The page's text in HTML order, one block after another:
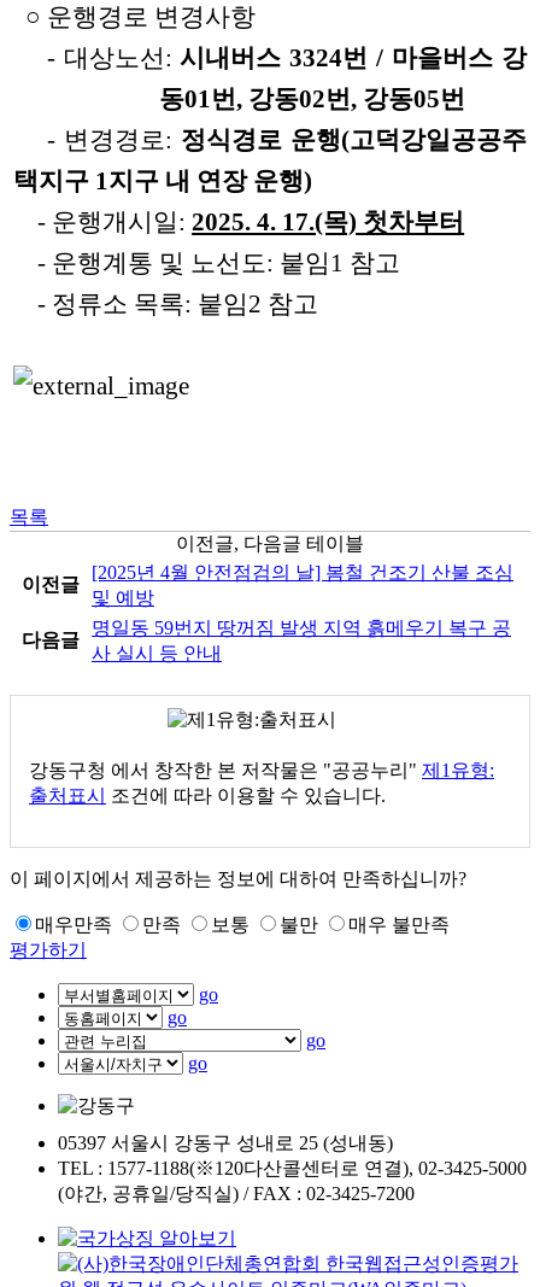
○ 운행경로 변경사항
- 대상노선:시내버스 3324번 / 마을버스 강
동01번, 강동02번, 강동05번
- 변경경로: 정식경로 운행(고덕강일공공주
택지구 1지구 내 연장 운행)
- 운행개시일:2025. 4. 17.(목) 첫차부터
- 운행계통 및 노선도: 붙임1 참고
- 정류소 목록: 붙임2 참고
목록
이전글, 다음글 테이블
이전글
[2025년 4월 안전점검의 날] 봄철 건조기 산불 조심
및 예방
다음글
명일동 59번지 땅꺼짐 발생 지역 흙메우기 복구 공
사 실시 등 안내
강동구청 에서 창작한 본 저작물은 "공공누리" 제1유형:
출처표시
조건에 따라 이용할 수 있습니다.
이 페이지에서 제공하는 정보에 대하여 만족하십니까?
매우만족 만족 보통 불만
매우 불만족
평가하기
go
go
go
go
05397 서울시 강동구 성내로 25 (성내동)
TEL : 1577-1188(※120다산콜센터로 연결), 02-3425-5000
(야간, 공휴일/당직실) / FAX : 02-3425-7200